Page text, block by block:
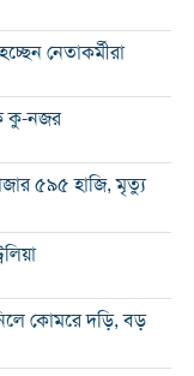
নেতাকর্মীরা
কু-নজর
৫৯৫ হাজি, মৃত্যু
কোমরে দড়ি, বড়